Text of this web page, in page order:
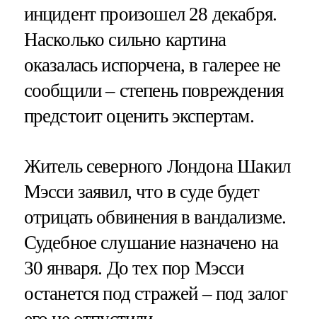
инцидент произошел 28 декабря.
Насколько сильно картина
оказалась испорчена, в галерее не
сообщили – степень повреждения
предстоит оценить экспертам.
Житель северного Лондона Шакил
Мэсси заявил, что в суде будет
отрицать обвинения в вандализме.
Судебное слушание назначено на
30 января. До тех пор Мэсси
останется под стражей – под залог